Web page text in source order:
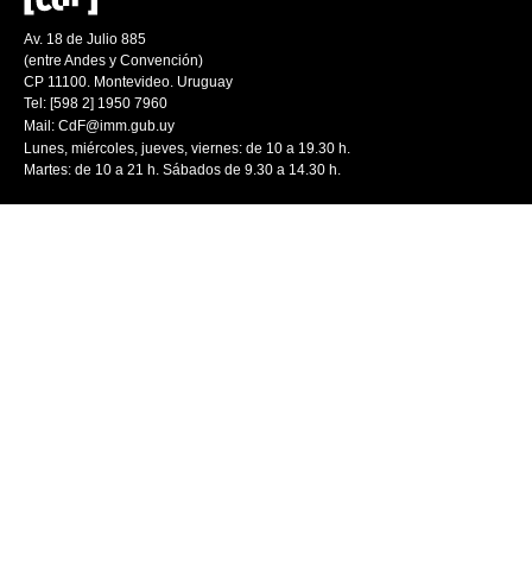
Av. 18 de Julio 885
(entre Andes y Convención)
CP 11100. Montevideo. Uruguay
Tel: [598 2] 1950 7960
Mail: CdF@imm.gub.uy
Lunes, miércoles, jueves, viernes: de 10 a 19.30 h.
Martes: de 10 a 21 h. Sábados de 9.30 a 14.30 h.